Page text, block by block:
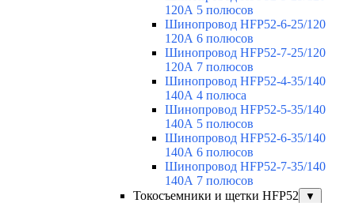
120А 5 полюсов
Шинопровод HFP52-6-25/120
120А 6 полюсов
Шинопровод HFP52-7-25/120
120А 7 полюсов
Шинопровод HFP52-4-35/140
140А 4 полюса
Шинопровод HFP52-5-35/140
140А 5 полюсов
Шинопровод HFP52-6-35/140
140А 6 полюсов
Шинопровод HFP52-7-35/140
140А 7 полюсов
Токосъемники и щетки HFP52
▼